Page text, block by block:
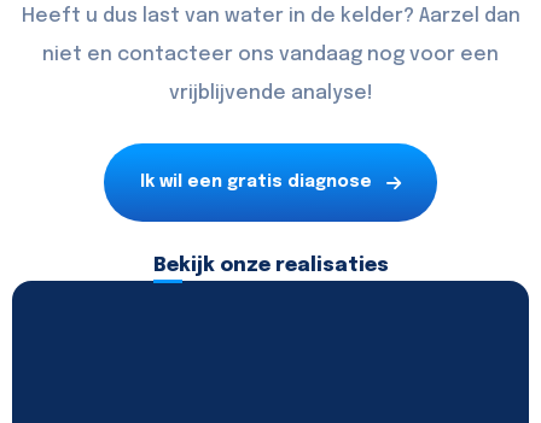
Heeft u dus last van water in de kelder? Aarzel dan
niet en contacteer ons vandaag nog voor een
vrijblijvende analyse!
Ik wil een gratis diagnose
Bekijk onze realisaties